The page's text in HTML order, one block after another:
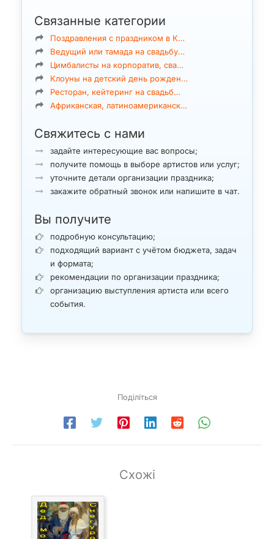
Связанные категории
Поздравления с праздником в К…
Ведущий или тамада на свадьбу…
Цимбалисты на корпоратив, сва…
Клоуны на детский день рожден…
Ресторан, кейтеринг на свадьб…
Африканская, латиноамериканск…
Свяжитесь с нами
задайте интересующие вас вопросы;
получите помощь в выборе артистов или услуг;
уточните детали организации праздника;
закажите обратный звонок или напишите в чат.
Вы получите
подробную консультацию;
подходящий вариант с учётом бюджета, задач
и формата;
рекомендации по организации праздника;
организацию выступления артиста или всего
события.
Поділіться
Схожі